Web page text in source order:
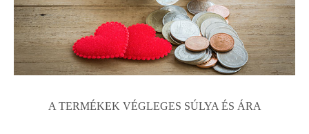
A TERMÉKEK VÉGLEGES SÚLYA ÉS ÁRA